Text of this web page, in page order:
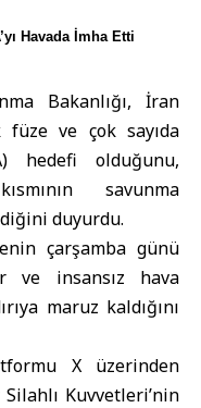
Havada İmha Etti
Bakanlığı, İran
füze ve çok sayıda
hedefi olduğunu,
savunma
duyurdu.
çarşamba günü
ve insansız hava
maruz kaldığını
X üzerinden
Kuvvetleri’nin